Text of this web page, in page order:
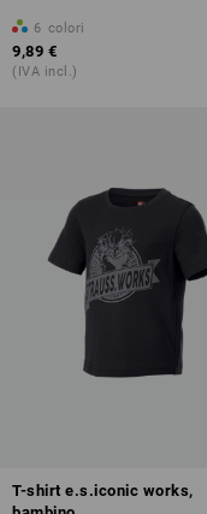
6 colori
9,89 €
(IVA incl.)
T-shirt e.s.iconic works,